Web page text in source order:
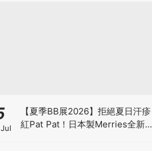
【夏季BB展2026】拒絕夏日汗疹
紅Pat Pat！日本製Merries全新超